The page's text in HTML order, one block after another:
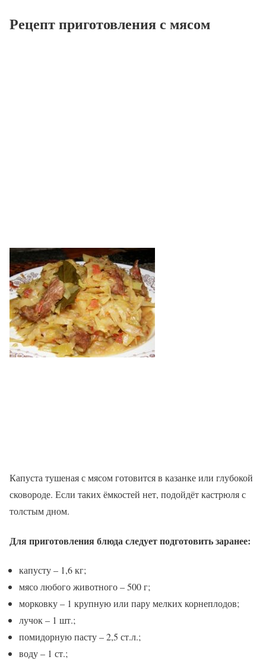
Рецепт приготовления с мясом
Капуста тушеная с мясом готовится в казанке или глубокой
сковороде. Если таких ёмкостей нет, подойдёт кастрюля с
толстым дном.
Для приготовления блюда следует подготовить заранее:
капусту – 1,6 кг;
мясо любого животного – 500 г;
морковку – 1 крупную или пару мелких корнеплодов;
лучок – 1 шт.;
помидорную пасту – 2,5 ст.л.;
воду – 1 ст.;